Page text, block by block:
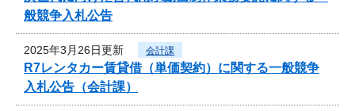
般競争入札公告
2025年3月26日更新 会計課
R7レンタカー賃貸借（単価契約）に関する一般競争
入札公告（会計課）